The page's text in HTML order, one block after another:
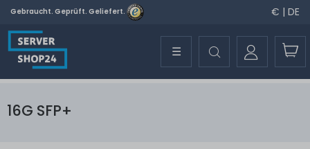
Gebraucht. Geprüft. Geliefert. € | DE
☰
16G SFP+